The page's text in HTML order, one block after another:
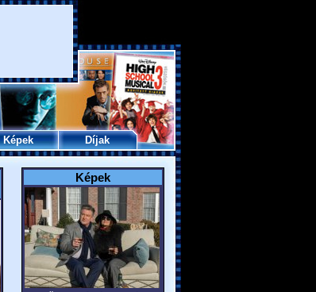
Képek Díjak
Képek